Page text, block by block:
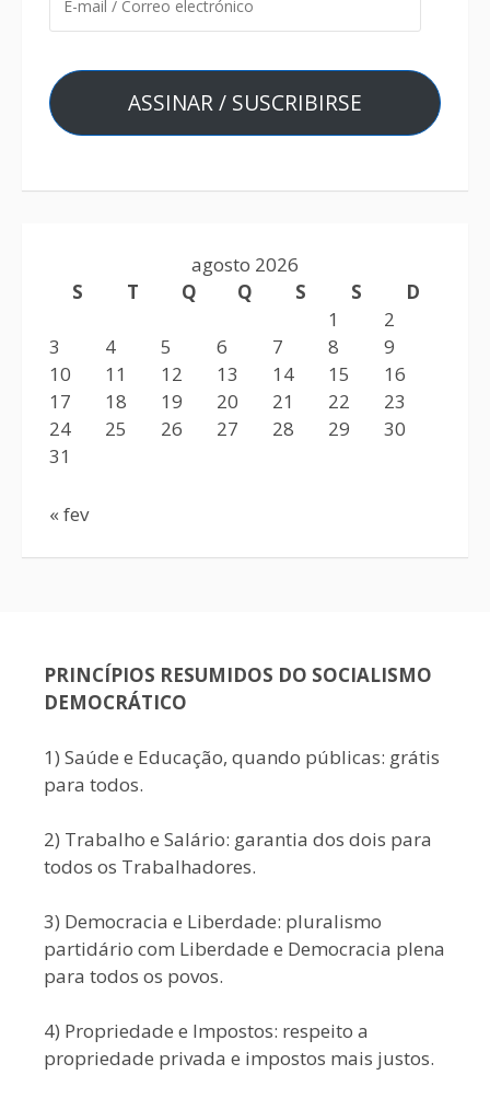
ASSINAR / SUSCRIBIRSE
agosto 2026
S
T Q Q S S
D
1
2
3
4 5 6 7 8
9
10
11 12 13 14 15
16
17
18 19 20 21 22
23
24
25 26 27 28 29
30
31
« fev
PRINCÍPIOS RESUMIDOS DO SOCIALISMO
DEMOCRÁTICO
1) Saúde e Educação, quando públicas: grátis
para todos.
2) Trabalho e Salário: garantia dos dois para
todos os Trabalhadores.
3) Democracia e Liberdade: pluralismo
partidário com Liberdade e Democracia plena
para todos os povos.
4) Propriedade e Impostos: respeito a
propriedade privada e impostos mais justos.